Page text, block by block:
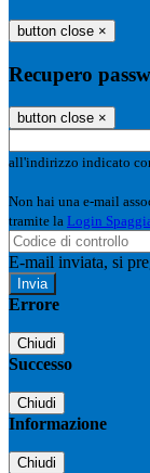
button close ×
Recupero
button close ×
all'indirizzo indicato
Non hai una e-mail
tramite la Login
E-mail inviata, si
Errore
Chiudi
Successo
Chiudi
Informazione
Chiudi